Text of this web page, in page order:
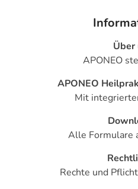
Über
APONEO
APONEO
Mit
Alle Formulare
Rechte und